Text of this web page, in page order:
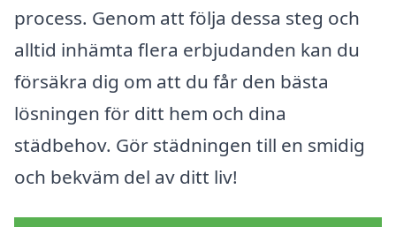
process. Genom att följa dessa steg och
alltid inhämta flera erbjudanden kan du
försäkra dig om att du får den bästa
lösningen för ditt hem och dina
städbehov. Gör städningen till en smidig
och bekväm del av ditt liv!